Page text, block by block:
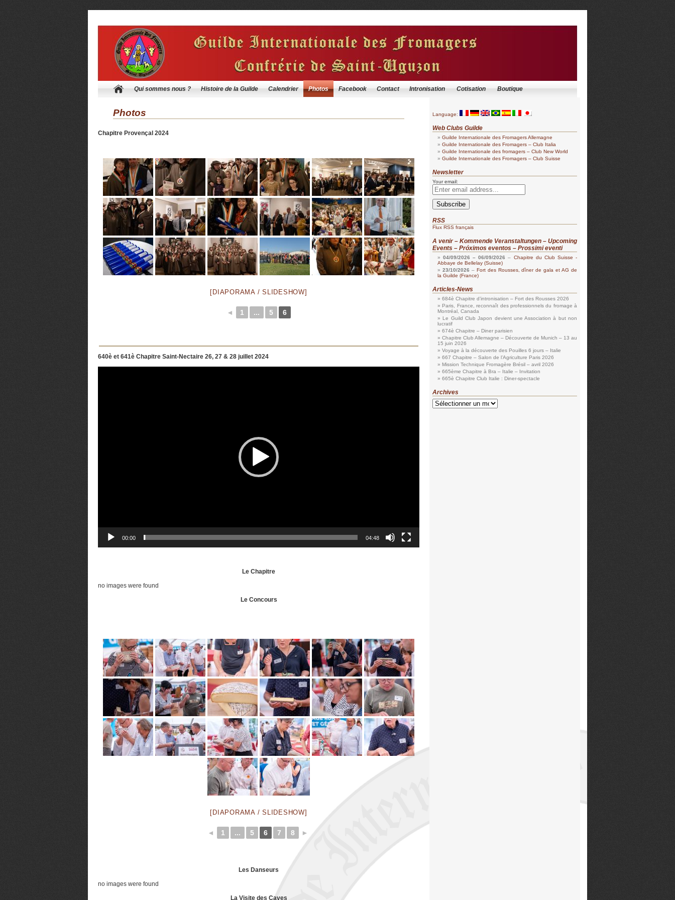
Qui sommes nous ? Histoire de la Guilde Calendrier Photos Facebook Contact Intronisation Cotisation Boutique
Photos
Chapitre Provençal 2024
[DIAPORAMA / SLIDESHOW]
◄ 1 ... 5 6
640è et 641è Chapitre Saint-Nectaire 26, 27 & 28 juillet 2024
00:00 04:48
Le Chapitre
no images were found
Le Concours
[DIAPORAMA / SLIDESHOW]
◄ 1 ... 5 6 7 8 ►
Les Danseurs
no images were found
La Visite des Caves
Language:
Web Clubs Guilde
Guilde Internationale des Fromagers Allemagne
Guilde Internationale des Fromagers – Club Italia
Guilde Internationale des fromagers – Club New World
Guilde Internationale des Fromagers – Club Suisse
Newsletter
Your email:
RSS
Flux RSS français
A venir – Kommende Veranstaltungen – Upcoming
Events – Próximos eventos – Prossimi eventi
04/09/2026 – 06/09/2026 – Chapitre du Club Suisse -
Abbaye de Bellelay (Suisse)
23/10/2026 – Fort des Rousses, dîner de gala et AG de
la Guilde (France)
Articles-News
684è Chapitre d’intronisation – Fort des Rousses 2026
Paris, France, reconnaît des professionnels du fromage à
Montréal, Canada
Le Guild Club Japon devient une Association à but non
lucratif
674è Chapitre – Diner parisien
Chapitre Club Allemagne – Découverte de Munich – 13 au
15 juin 2026
Voyage à la découverte des Pouilles 6 jours – Italie
667 Chapitre – Salon de l’Agriculture Paris 2026
Mission Technique Fromagère Brésil – avril 2026
665ème Chapitre à Bra – Italie – Invitation
665è Chapitre Club Italie : Diner-spectacle
Archives
Archives